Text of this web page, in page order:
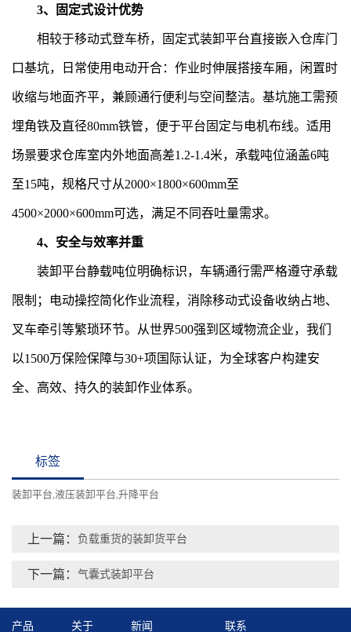
3、固定式设计优势
相较于移动式登车桥，固定式装卸平台直接嵌入仓库门
口基坑，日常使用电动开合：作业时伸展搭接车厢，闲置时
收缩与地面齐平，兼顾通行便利与空间整洁。基坑施工需预
埋角铁及直径80mm铁管，便于平台固定与电机布线。适用
场景要求仓库室内外地面高差1.2-1.4米，承载吨位涵盖6吨
至15吨，规格尺寸从2000×1800×600mm至
4500×2000×600mm可选，满足不同吞吐量需求。
4、安全与效率并重
装卸平台静载吨位明确标识，车辆通行需严格遵守承载
限制；电动操控简化作业流程，消除移动式设备收纳占地、
叉车牵引等繁琐环节。从世界500强到区域物流企业，我们
以1500万保险保障与30+项国际认证，为全球客户构建安
全、高效、持久的装卸作业体系。
标签
装卸平台,液压装卸平台,升降平台
上一篇： 负载重货的装卸货平台
下一篇： 气囊式装卸平台
产品 关于 新闻 联系